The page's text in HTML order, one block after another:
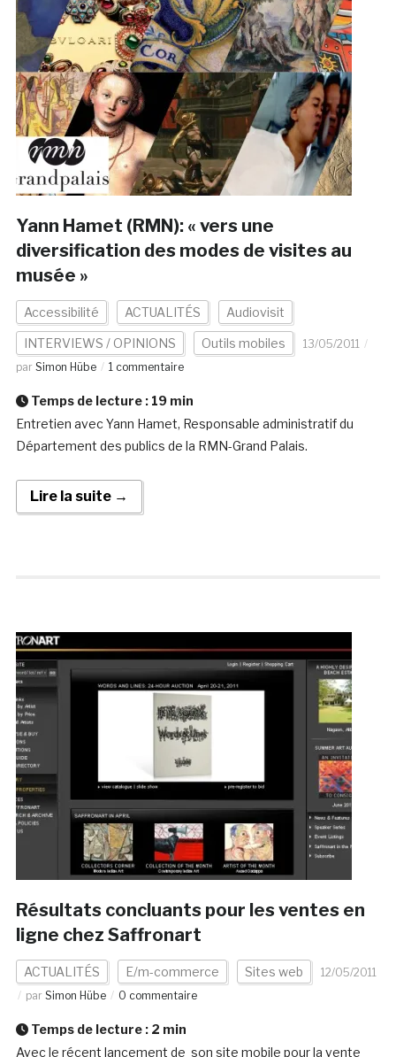
Yann Hamet (RMN): « vers une
diversification des modes de visites au
musée »
Accessibilité ACTUALITÉS Audiovisit
INTERVIEWS / OPINIONS Outils mobiles
13/05/2011
par Simon Hübe 1 commentaire
Temps de lecture : 19 min
Entretien avec Yann Hamet, Responsable administratif du
Département des publics de la RMN-Grand Palais.
Lire la suite →
Résultats concluants pour les ventes en
ligne chez Saffronart
ACTUALITÉS E/m-commerce Sites web
12/05/2011
par Simon Hübe 0 commentaire
Temps de lecture : 2 min
Avec le récent lancement de son site mobile pour la vente